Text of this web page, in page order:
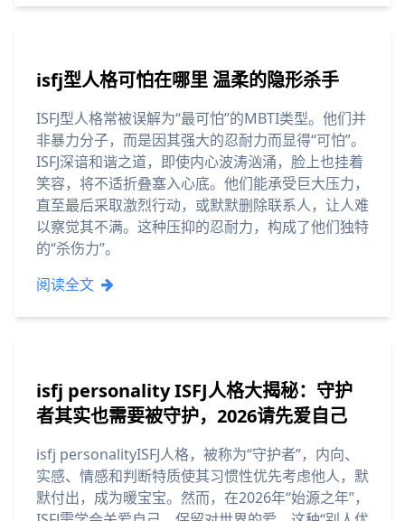
isfj型人格可怕在哪里 温柔的隐形杀手
ISFJ型人格常被误解为“最可怕”的MBTI类型。他们并
非暴力分子，而是因其强大的忍耐力而显得“可怕”。
ISFJ深谙和谐之道，即使内心波涛汹涌，脸上也挂着
笑容，将不适折叠塞入心底。他们能承受巨大压力，
直至最后采取激烈行动，或默默删除联系人，让人难
以察觉其不满。这种压抑的忍耐力，构成了他们独特
的“杀伤力”。
阅读全文
isfj personality ISFJ人格大揭秘：守护
者其实也需要被守护，2026请先爱自己
isfj personalityISFJ人格，被称为“守护者”，内向、
实感、情感和判断特质使其习惯性优先考虑他人，默
默付出，成为暖宝宝。然而，在2026年“始源之年”，